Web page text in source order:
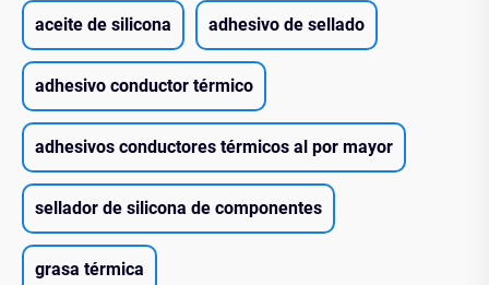
aceite de silicona adhesivo de sellado
adhesivo conductor térmico
adhesivos conductores térmicos al por mayor
sellador de silicona de componentes
grasa térmica